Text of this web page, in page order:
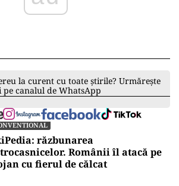
la curent cu toate știrile? Urmărește
pe canalul de WhatsApp
răzbunarea
Românii îl atacă pe
cu fierul de călcat